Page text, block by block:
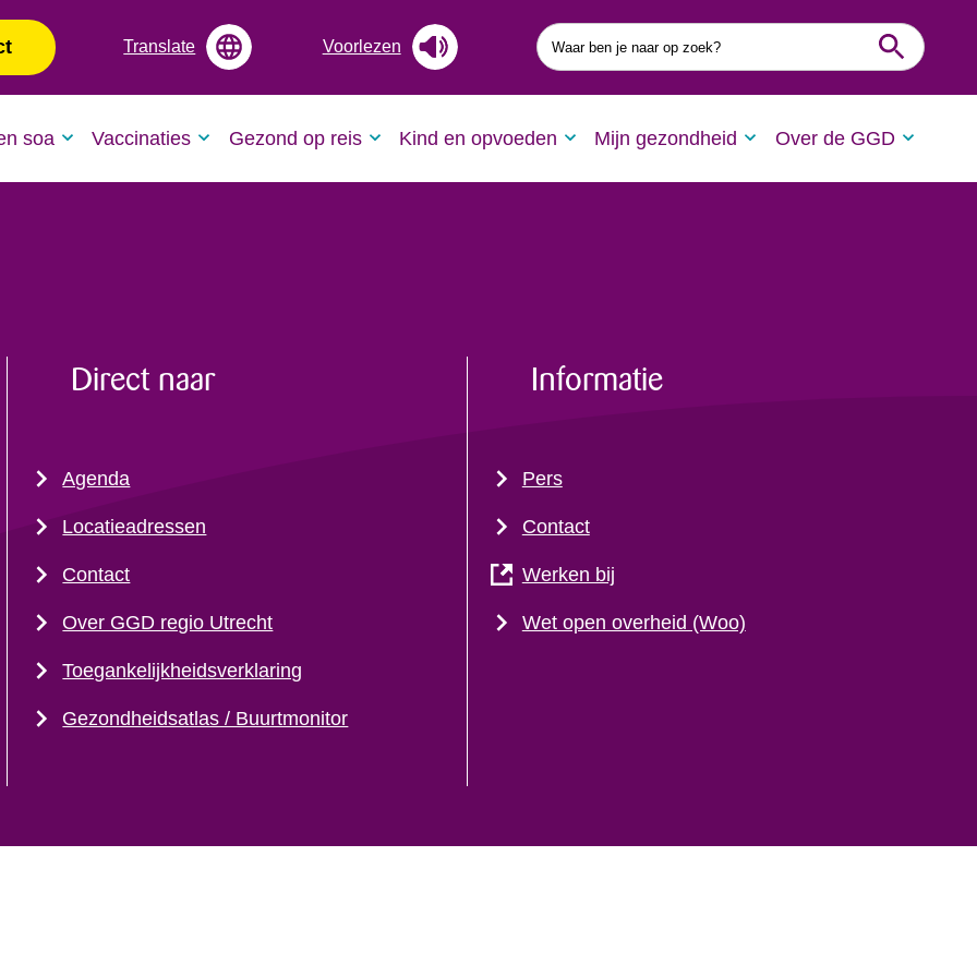
Translate Voorlezen
Waar
ben
je
soa Vaccinaties Gezond op reis Kind en opvoeden Mijn gezondheid Over de GGD
Direct naar
Agenda
Locatieadressen
Contact
Over GGD regio Utrecht
Toegankelijkheidsverklaring
Gezondheidsatlas / Buurtmonitor
Informatie
Pers
Contact
Werken bij
Wet open overheid (Woo)